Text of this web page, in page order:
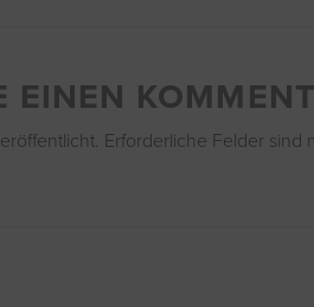
EINEN
Erforderliche Felder sind